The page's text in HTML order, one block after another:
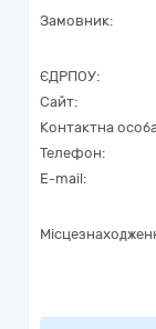
Замовник:
ЄДРПОУ:
Сайт:
Контактна
Телефон:
E-mail: